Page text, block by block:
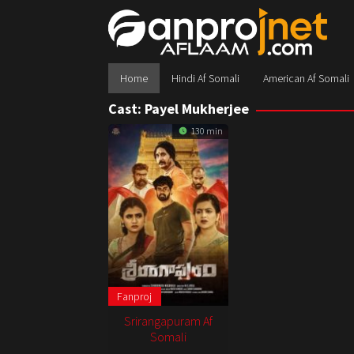
Home Hindi Af Somali American Af Somali
Cast: Payel Mukherjee
130 min
Fanproj
Srirangapuram Af
Somali